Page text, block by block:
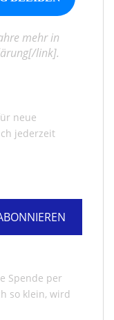
mehr in
link].
neue
jederzeit
Spende per
so klein, wird